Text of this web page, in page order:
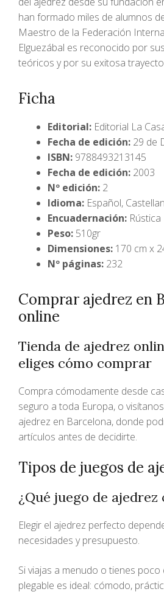
han formado miles de alumnos
Maestro de la Federación
Elguezábal es reconocido por
teóricos y por su exitosa
Ficha
Editorial: Editorial La
Fecha de edición: 29 de
ISBN: 9788493213145
Fecha de edición: 2003
Nº edición: 2
Idioma: Español,
Encuadernación: Rústica
Peso: 510gr
Dimensiones: 170 cm x
Nº páginas: 232
Comprar ajedrez en
online
Tienda de ajedrez
eliges cómo comprar
Compra cómodamente desde
seguro a toda Europa, o
ajedrez en Barcelona, donde
artículos antes de decidirte.
Tipos de juegos de
¿Qué juego de
Elegir el ajedrez perfecto
necesidades y presupuesto.
Si viajas a menudo o tienes
plegable es ideal: cómodo,